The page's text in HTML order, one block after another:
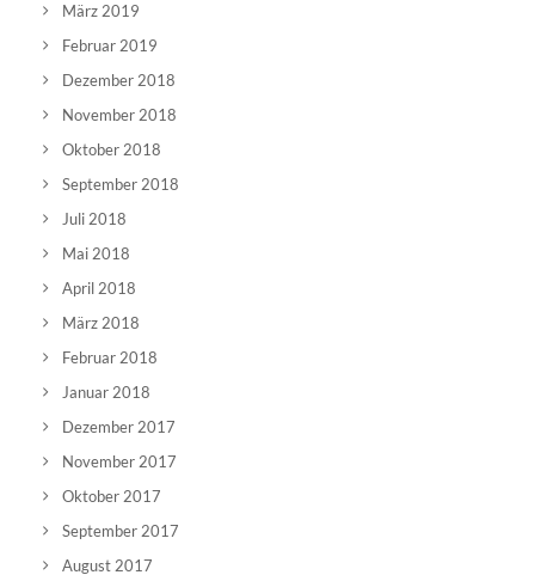
März 2019
Februar 2019
Dezember 2018
November 2018
Oktober 2018
September 2018
Juli 2018
Mai 2018
April 2018
März 2018
Februar 2018
Januar 2018
Dezember 2017
November 2017
Oktober 2017
September 2017
August 2017